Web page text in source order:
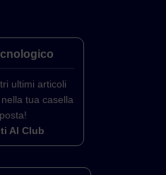
ultimi articoli
tua casella
Al Club